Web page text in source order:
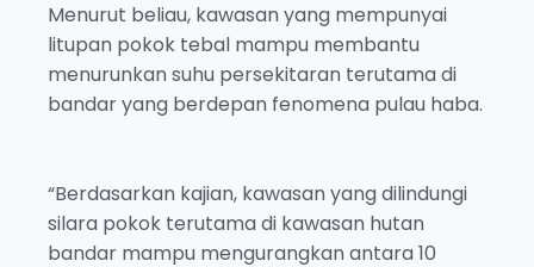
Menurut beliau, kawasan yang mempunyai
litupan pokok tebal mampu membantu
menurunkan suhu persekitaran terutama di
bandar yang berdepan fenomena pulau haba.
“Berdasarkan kajian, kawasan yang dilindungi
silara pokok terutama di kawasan hutan
bandar mampu mengurangkan antara 10